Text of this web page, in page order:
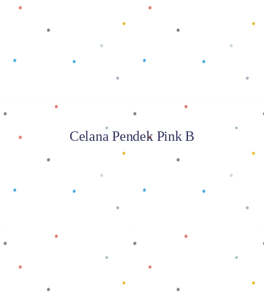
Baca selengkapnya
Celana Pendek Pink B
Baca selengkapnya